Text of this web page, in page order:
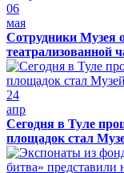
06
мая
Сотрудники Музея
театрализованной
24
апр
Сегодня в Туле
площадок стал